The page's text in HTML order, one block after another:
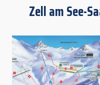
Zell am See-